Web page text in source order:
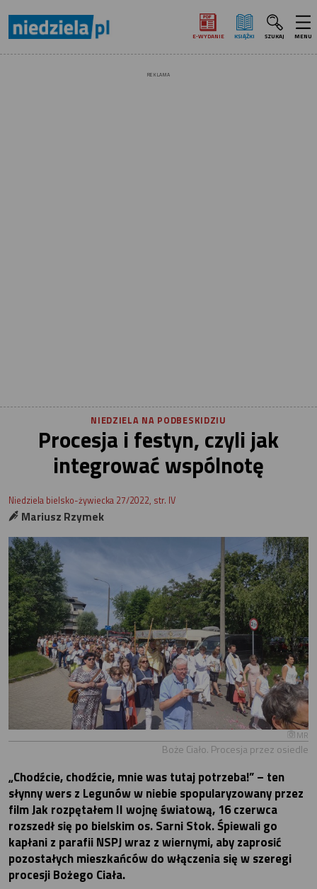
E‑WYDANIE KSIĄŻKI SZUKAJ MENU
REKLAMA
NIEDZIELA NA PODBESKIDZIU
Procesja i festyn, czyli jak
integrować wspólnotę
Niedziela bielsko-żywiecka 27/2022, str. IV
Mariusz Rzymek
MR
Boże Ciało. Procesja przez osiedle
„Chodźcie, chodźcie, mnie was tutaj potrzeba!” – ten
słynny wers z Legunów w niebie spopularyzowany przez
film Jak rozpętałem II wojnę światową, 16 czerwca
rozszedł się po bielskim os. Sarni Stok. Śpiewali go
kapłani z parafii NSPJ wraz z wiernymi, aby zaprosić
pozostałych mieszkańców do włączenia się w szeregi
procesji Bożego Ciała.